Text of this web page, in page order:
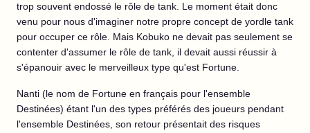
trop souvent endossé le rôle de tank. Le moment était donc
venu pour nous d'imaginer notre propre concept de yordle tank
pour occuper ce rôle. Mais Kobuko ne devait pas seulement se
contenter d'assumer le rôle de tank, il devait aussi réussir à
s'épanouir avec le merveilleux type qu'est Fortune.
Nanti (le nom de Fortune en français pour l'ensemble
Destinées) étant l'un des types préférés des joueurs pendant
l'ensemble Destinées, son retour présentait des risques